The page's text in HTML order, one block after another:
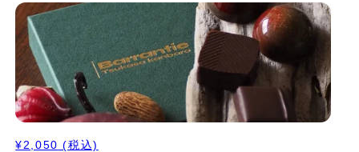
¥2,050 (税込)